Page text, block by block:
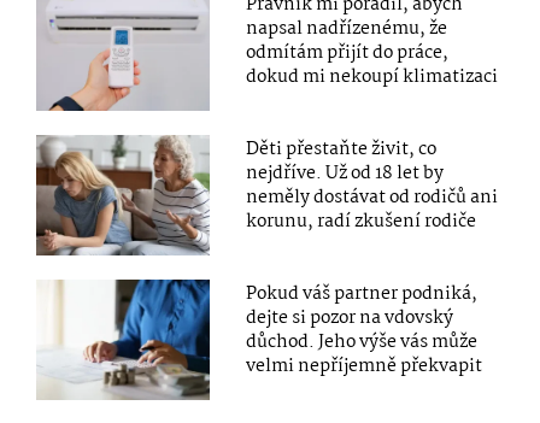
napsal nadřízenému, že
odmítám přijít do práce,
dokud mi nekoupí klimatizaci
Děti přestaňte živit, co
nejdříve. Už od 18 let by
neměly dostávat od rodičů ani
korunu, radí zkušení rodiče
Pokud váš partner podniká,
dejte si pozor na vdovský
důchod. Jeho výše vás může
velmi nepříjemně překvapit